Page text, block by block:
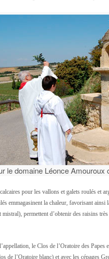
le domaine Léonce Amouroux
pour les vallons et galets roulés et
emmagasinent la chaleur, favorisant
permettent d’obtenir des raisins
le Clos de l’Oratoire des
de l’Oratoire blanc) et avec les cépages